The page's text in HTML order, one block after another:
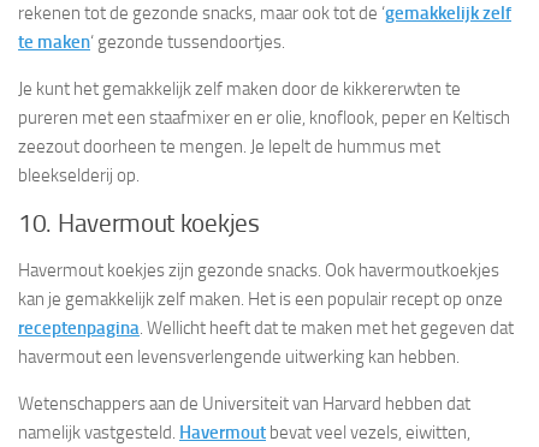
rekenen tot de gezonde snacks, maar ook tot de ‘gemakkelijk zelf
te maken‘ gezonde tussendoortjes.
Je kunt het gemakkelijk zelf maken door de kikkererwten te
pureren met een staafmixer en er olie, knoflook, peper en Keltisch
zeezout doorheen te mengen. Je lepelt de hummus met
bleekselderij op.
10. Havermout koekjes
Havermout koekjes zijn gezonde snacks. Ook havermoutkoekjes
kan je gemakkelijk zelf maken. Het is een populair recept op onze
receptenpagina. Wellicht heeft dat te maken met het gegeven dat
havermout een levensverlengende uitwerking kan hebben.
Wetenschappers aan de Universiteit van Harvard hebben dat
namelijk vastgesteld. Havermout bevat veel vezels, eiwitten,